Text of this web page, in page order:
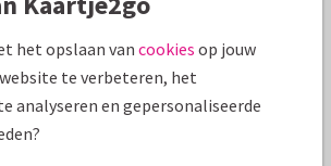
naar wens aan te passen
Stichting Focus
kaart
het opslaan van cookies op jouw
te verbeteren, het
analyseren en gepersonaliseerde